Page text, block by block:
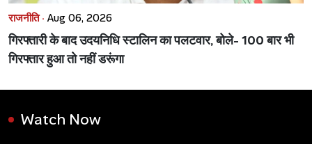
राजनीति · Aug 06, 2026
गिरफ्तारी के बाद उदयनिधि स्टालिन का पलटवार, बोले- 100 बार भी
गिरफ्तार हुआ तो नहीं डरूंगा
Watch Now